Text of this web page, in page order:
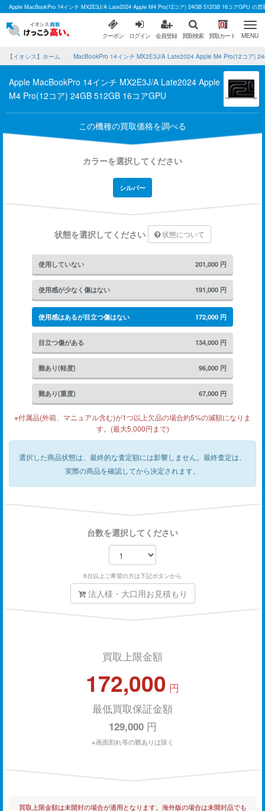
Apple MacBookPro 14インチ MX2E3J/A Late2024 Apple M4 Pro(12コア) 24GB 512GB 16コアGPU の
クーポン ログイン 会員登録 買取検索
0
買取カート MENU
【イオシス】ホーム MacBookPro 14インチ MX2E3J/A Late2024 Apple M4 Pro(12コア)
Apple MacBookPro 14インチ MX2E3J/A Late2024 Apple
M4 Pro(12コア) 24GB 512GB 16コアGPU
この機種の買取価格を調べる
カラーを選択してください
シルバー
状態を選択してください 状態について
使用していない 201,000 円
使用感が少なく傷はない 191,000 円
使用感はあるが目立つ傷はない 172,000 円
目立つ傷がある 134,000 円
難あり(軽度) 96,000 円
難あり(重度) 67,000 円
※付属品(外箱、マニュアル含む)が1つ以上欠品の場合約5%の減額になりま
す。(最大5,000円まで)
選択した商品状態は、最終的な査定額には影響しません。 最終査定は、
実際の商品を確認してから決定されます。
台数を選択してください
6台以上ご希望の方は下記ボタンから
法人様・大口用お見積もり
買取上限金額
172,000 円
最低買取保証金額
129,000円
※画面割れ等の難ありは除く
買取上限金額は未開封の場合が適用となります。海外版の場合は未開封品でも